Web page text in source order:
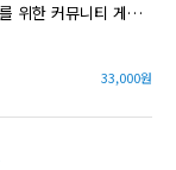
워드프레스 비즈니스 홈페이지를 위한 커뮤니티 게시판 스킨입니다.
33,000원